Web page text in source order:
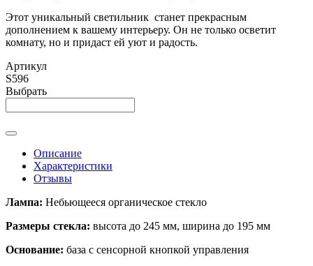
Этот уникальный светильник станет прекрасным
дополнением к вашему интерьеру. Он не только осветит
комнату, но и придаст ей уют и радость.
Артикул
S596
Выбрать
Описание
Характеристики
Отзывы
Лампа: Небьющееся органическое стекло
Размеры стекла: высота до 245 мм, ширина до 195 мм
Основание: база с сенсорной кнопкой управления